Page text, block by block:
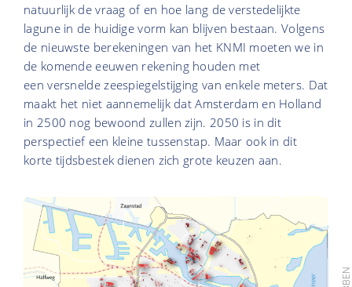
natuurlijk de vraag of en hoe lang de verstedelijkte
lagune in de huidige vorm kan blijven bestaan. Volgens
de nieuwste berekeningen van het KNMI moeten we in
de komende eeuwen rekening houden met
een versnelde zeespiegelstijging van enkele meters. Dat
maakt het niet aannemelijk dat Amsterdam en Holland
in 2500 nog bewoond zullen zijn. 2050 is in dit
perspectief een kleine tussenstap. Maar ook in dit
korte tijdsbestek dienen zich grote keuzen aan.